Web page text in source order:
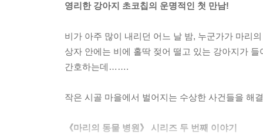
영리한 강아지 초코칩의 운명적인 첫 만남!
비가 아주 많이 내리던 어느 날 밤, 누군가가 마리
상자 안에는 비에 홀딱 젖어 떨고 있는 강아지가
간호하는데…….
작은 시골 마을에서 벌어지는 수상한 사건들을 해
《마리의 동물 병원》 시리즈 두 번째 이야기